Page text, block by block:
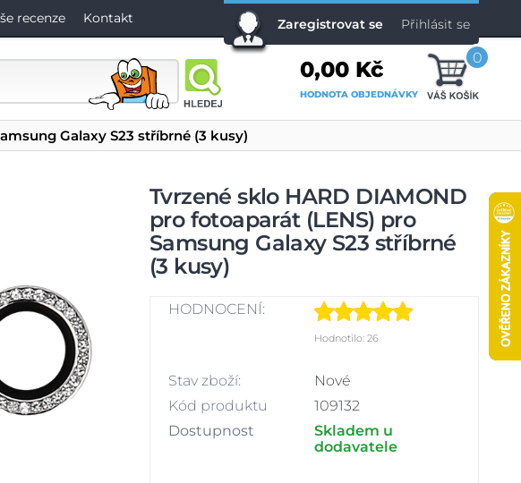
recenze Kontakt Zaregistrovat se Přihlásit se
0,00 Kč
HODNOTA OBJEDNÁVKY
0
Galaxy S23 stříbrné (3 kusy)
Tvrzené sklo HARD DIAMOND
pro fotoaparát (LENS) pro
Samsung Galaxy S23 stříbrné
(3 kusy)
HODNOCENÍ:
Hodnotilo: 26
Stav zboží:
Nové
Kód produktu
109132
Dostupnost
Skladem u
dodavatele